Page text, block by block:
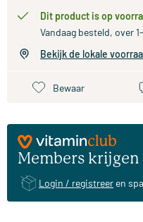
Dit product is op
Vandaag besteld, over
Bekijk de lokale
Bewaar
Members krijgen
Login / registreer en